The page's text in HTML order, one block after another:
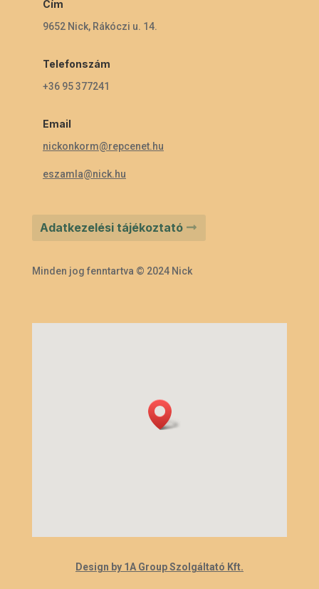
Cím
9652 Nick, Rákóczi u. 14.
Telefonszám
+36 95 377241
Email
nickonkorm@repcenet.hu
eszamla@nick.hu
Adatkezelési tájékoztató
Minden jog fenntartva © 2024 Nick
Design by 1A Group Szolgáltató Kft.